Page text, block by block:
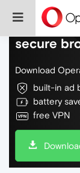
Do more
secure
Download
built-in ad
battery
free VPN